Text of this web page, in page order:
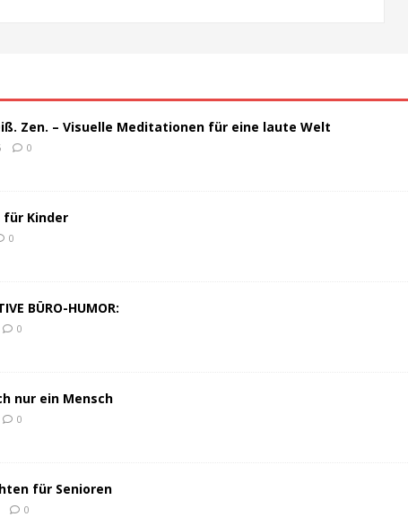
Zen. – Visuelle Meditationen für eine laute Welt
0
für Kinder
0
BÜRO-HUMOR:
0
nur ein Mensch
0
für Senioren
0